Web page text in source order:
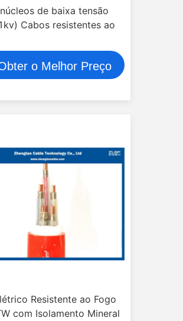
de baixa tensão
Cabos resistentes ao
o Melhor Preço
Resistente ao Fogo
com Isolamento Mineral